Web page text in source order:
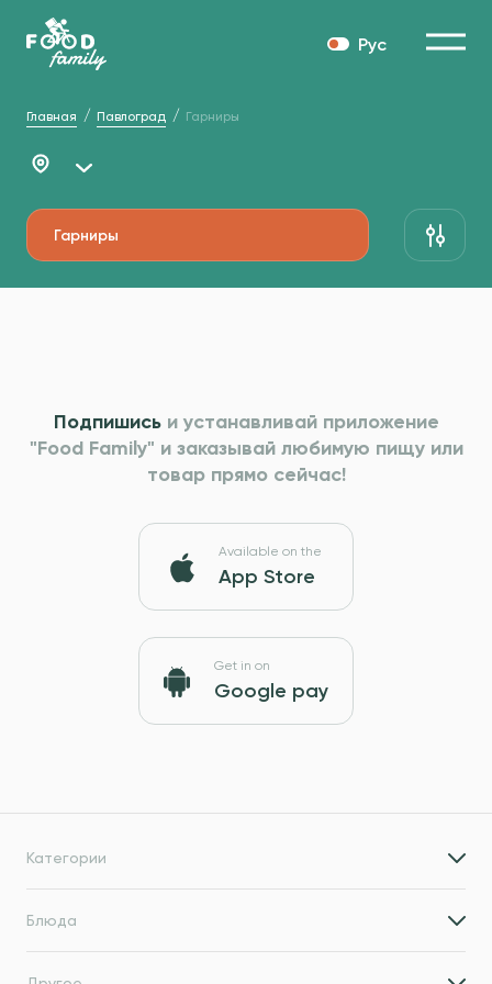
Рус
Главная Павлоград Гарниры
Гарниры
Подпишисьи устанавливай приложение
"Food Family" и заказывай любимую пищу или
товар прямо сейчас!
Available on the
App Store
Get in on
Google pay
Категории
Блюда